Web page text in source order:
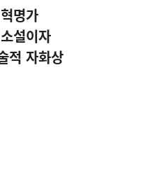
명가
설이자
적 자화상